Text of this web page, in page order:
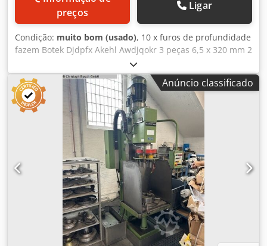
preços
Ligar
Condição: muito bom (usado), 10 x furos de profundidade
fazem Botek Djdpfx Akehl Awdjqokr 3 peças 6,5 x 320 mm 2
peças 10,2 x 190 mm 3 peças 10,4 x 250 mm 1 peça 1 x 11 x
350 mm 1 peça 11 x 270 mm Peso 1,5 kg
Anúncio classificado